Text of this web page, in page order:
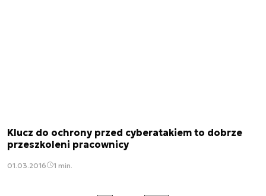
Klucz do ochrony przed cyberatakiem to dobrze
przeszkoleni pracownicy
01.03.2016 1 min.